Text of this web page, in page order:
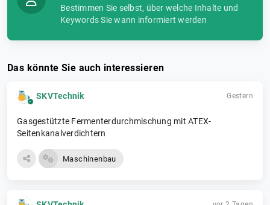
Bestimmen Sie selbst, über welche Inhalte und
Keywords Sie wann informiert werden
Das könnte Sie auch interessieren
SKVTechnik Gestern
Gasgestützte Fermenterdurchmischung mit ATEX-
Seitenkanalverdichtern
Maschinenbau